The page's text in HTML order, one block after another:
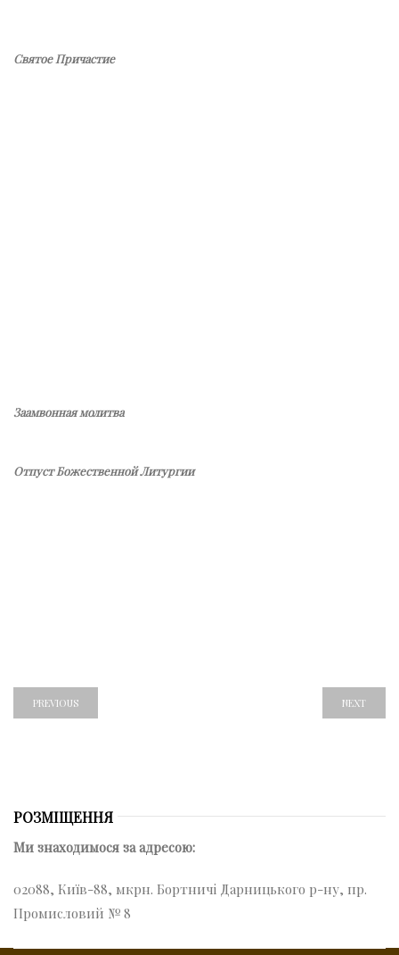
Святое Причастие
Заамвонная молитва
Отпуст Божественной Литургии
PREVIOUS NEXT
РОЗМІЩЕННЯ
Ми знаходимося за адресою:
02088, Київ-88, мкрн. Бортничі Дарницького р-ну, пр.
Промисловий № 8